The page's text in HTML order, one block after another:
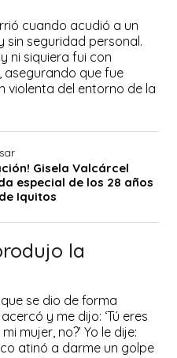
cuando acudió a un
sin seguridad personal.
ni siquiera fui con
asegurando que fue
violenta del entorno de la
Gisela Valcárcel
especial de los 28 años
Iquitos
la
se dio de forma
y me dijo: ‘Tú eres
mujer, no?’ Yo le dije:
atinó a darme un golpe